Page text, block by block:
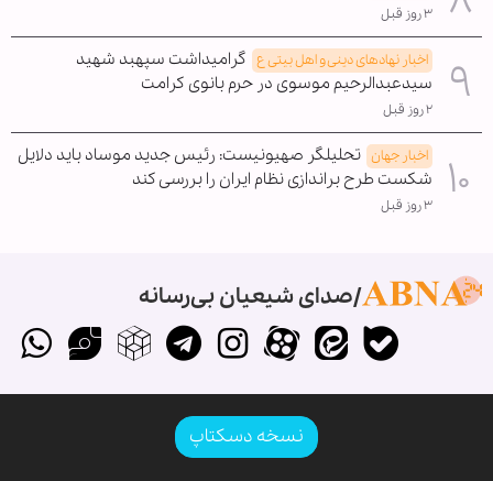
۳ روز قبل
اخبار نهادهای دینی و اهل بیتی ع گرامیداشت سپهبد شهید
سیدعبدالرحیم موسوی در حرم بانوی کرامت
۲ روز قبل
اخبار جهان تحلیلگر صهیونیست: رئیس جدید موساد باید دلایل
شکست طرح براندازی نظام ایران را بررسی کند
۳ روز قبل
صدای شیعیان بی‌رسانه
نسخه دسکتاپ